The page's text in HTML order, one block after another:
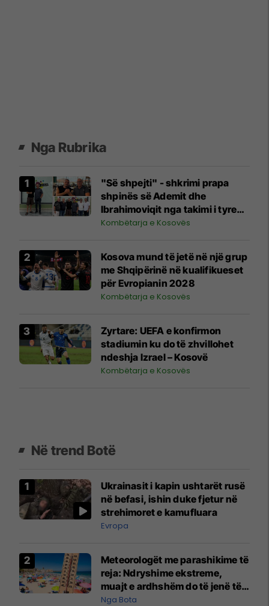
Nga Rubrika
"Së shpejti" - shkrimi prapa
shpinës së Ademit dhe
Ibrahimoviqit nga takimi i tyre
shihet si shenjë që ylli i Bayernit
Kombëtarja e Kosovës
Kosova mund të jetë në një grup
me Shqipërinë në kualifikueset
për Evropianin 2028
Kombëtarja e Kosovës
Zyrtare: UEFA e konfirmon
stadiumin ku do të zhvillohet
ndeshja Izrael – Kosovë
Kombëtarja e Kosovës
Në trend Botë
Ukrainasit i kapin ushtarët rusë
në befasi, ishin duke fjetur në
strehimoret e kamufluara
Evropa
Meteorologët me parashikime të
reja: Ndryshime ekstreme,
muajt e ardhshëm do të jenë të
pazakontë
Nga Bota